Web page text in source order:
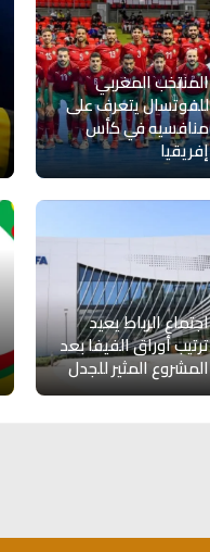
المنتخب المغربي
للفوتسال يتعرف على
منافسيه في كأس
إفريقيا
اجتماع الرباط يعيد
ترتيب أوراق الفيفا بعد
المشروع المثير للجدل